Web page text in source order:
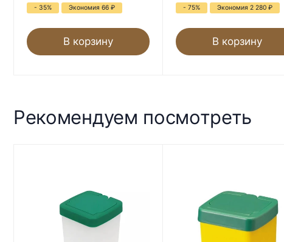
- 35% Экономия 66 ₽
В корзину
- 75% Экономия 2 280 ₽
В корзину
Рекомендуем посмотреть